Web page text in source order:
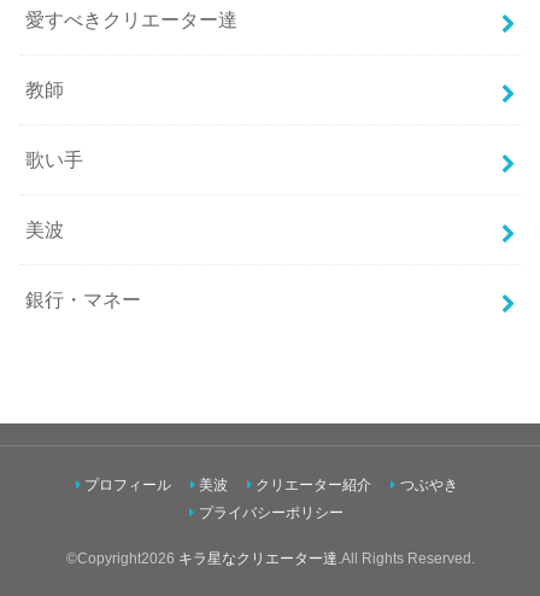
愛すべきクリエーター達
教師
歌い手
美波
銀行・マネー
プロフィール 美波 クリエーター紹介
つぶやき
プライバシーポリシー
©Copyright2026 キラ星なクリエーター達 .All Rights Reserved.